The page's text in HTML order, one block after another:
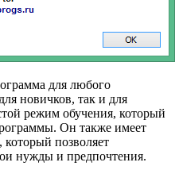
для любого
новичков, так и для
режим обучения, который
Он также имеет
позволяет
нужды и предпочтения.